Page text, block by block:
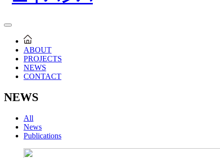
ABOUT
PROJECTS
NEWS
CONTACT
NEWS
All
News
Publications